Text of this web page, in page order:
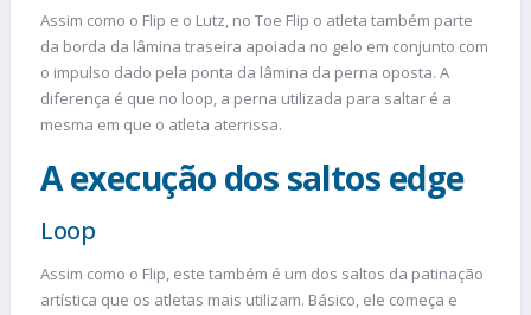
Assim como o Flip e o Lutz, no Toe Flip o atleta também parte
da borda da lâmina traseira apoiada no gelo em conjunto com
o impulso dado pela ponta da lâmina da perna oposta. A
diferença é que no loop, a perna utilizada para saltar é a
mesma em que o atleta aterrissa.
A execução dos saltos edge
Loop
Assim como o Flip, este também é um dos saltos da patinação
artística que os atletas mais utilizam. Básico, ele começa e